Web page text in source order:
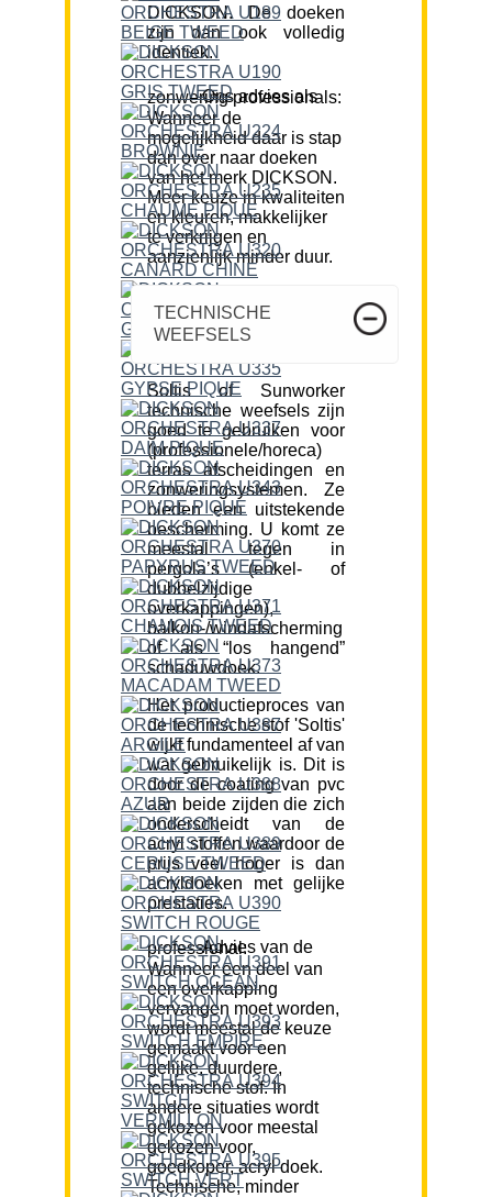
DICKSON. De doeken
zijn dan ook volledig
identiek.
Ons advies als zonwering professionals:
Wanneer de
mogelijkheid daar is stap
dan over naar doeken
van het merk DICKSON.
Meer keuze in kwaliteiten
en kleuren, makkelijker
te verkrijgen en
aanzienlijk minder duur.
TECHNISCHE
WEEFSELS
Soltis of Sunworker
technische weefsels zijn
goed te gebruiken voor
(professionele/horeca)
terras afscheidingen en
zonweringsystemen. Ze
bieden een uitstekende
bescherming. U komt ze
meestal tegen in
pergola’s (enkel- of
dubbelzijdige
overkappingen),
balkon-/windafscherming
of als “los hangend”
schaduwdoek.
Het productieproces van
de technische stof 'Soltis'
wijkt fundamenteel af van
wat gebruikelijk is. Dit is
door de coating van pvc
aan beide zijden die zich
onderscheidt van de
acryl stoffen waardoor de
prijs veel hoger is dan
acryldoeken met gelijke
prestaties.
Advies van de professional:
Wanneer een deel van
een overkapping
vervangen moet worden,
wordt meestal de keuze
gemaakt voor een
gelijke, duurdere,
technische stof. In
andere situaties wordt
gekozen voor meestal
gekozen voor,
goedkoper, acryl doek.
Technische, minder